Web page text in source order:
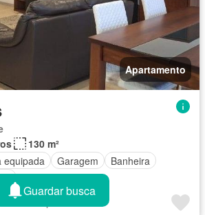
Apartamento
130 m²
equipada Garagem
Banheira
idealista.pt
Guardar busca